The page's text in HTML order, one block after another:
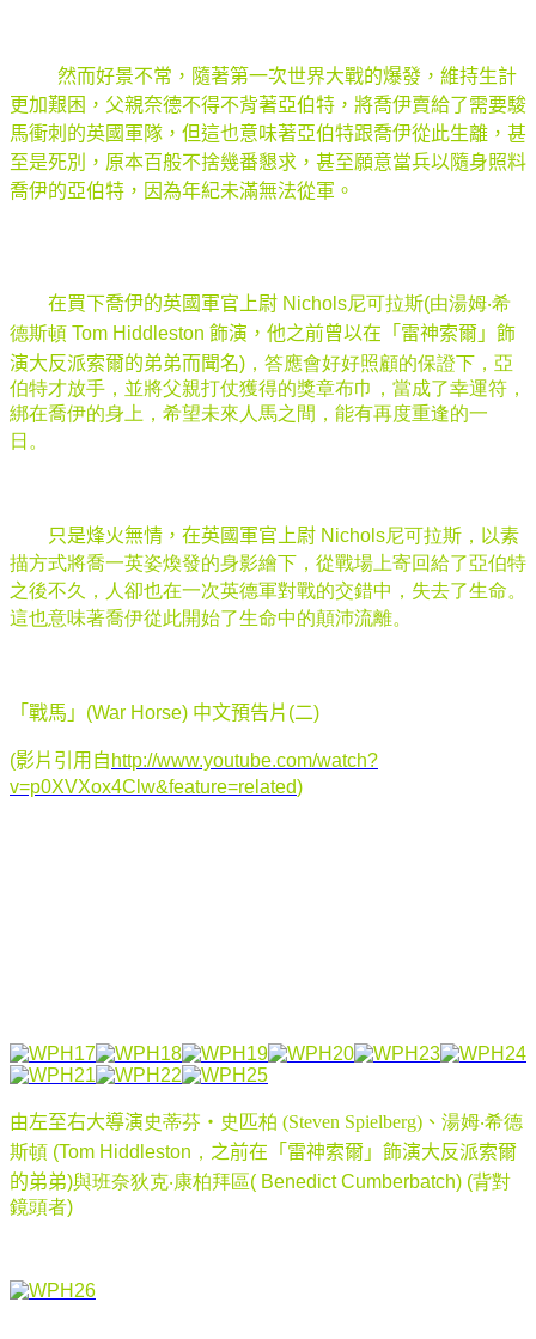
然而好景不常，隨著第一次世界大戰的爆發，維持生計
更加艱困，父親奈德不得不背著亞伯特，將喬伊賣給了需要駿
馬衝刺的英國軍隊，但這也意味著亞伯特跟喬伊從此生離，甚
至是死別，原本百般不捨幾番懇求，甚至願意當兵以隨身照料
喬伊的亞伯特，因為年紀未滿無法從軍。
在買下喬伊的英國軍官上尉 Nichols尼可拉斯(由湯姆‧希
德斯頓 Tom Hiddleston 飾演，他之前曾以在「雷神索爾」飾
演大反派索爾的弟弟而聞名)，答應會好好照顧的保證下，亞
伯特才放手，並將父親打仗獲得的獎章布巾，當成了幸運符，
綁在喬伊的身上，希望未來人馬之間，能有再度重逢的一
日。
只是烽火無情，在英國軍官上尉 Nichols尼可拉斯，以素
描方式將喬一英姿煥發的身影繪下，從戰場上寄回給了亞伯特
之後不久，人卻也在一次英德軍對戰的交錯中，失去了生命。
這也意味著喬伊從此開始了生命中的顛沛流離。
「戰馬」(War Horse) 中文預告片(二)
(影片引用自 http://www.youtube.com/watch?
v=p0XVXox4Clw&feature=related)
由左至右大導演史蒂芬 ‧ 史匹柏 (Steven Spielberg)、 湯姆‧希德
斯頓 (Tom Hiddleston， 之前在「雷神索爾」飾演大反派索爾
的弟弟)與班奈狄克‧康柏拜區( Benedict Cumberbatch) (背對
鏡頭者)